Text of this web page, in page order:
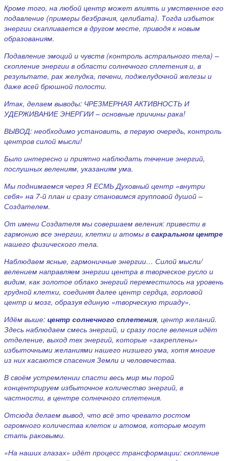
Кроме того, на любой центр может влиять и умственное его
подавление (примеры безбрачия, целибата). Тогда избыток
энергии скапливается в другом месте, приводя к новым
образованиям.
Подавление эмоций и чувств (контроль астрального тела) –
скопление энергии в области солнечного сплетения и, в
результате, рак желудка, печени, поджелудочной железы и
даже всей брюшной полости.
Итак, делаем выводы: ЧРЕЗМЕРНАЯ АКТИВНОСТЬ И
УДЕРЖИВАНИЕ ЭНЕРГИИ – основные причины рака!
ВЫВОД: необходимо установить, в первую очередь, контроль
центров силой мысли!
Было интересно и приятно наблюдать течение энергий,
послушных велениям, указаниям ума.
Мы поднимаемся через Я ЕСМЬ Духовный центр «внутри
себя» на 7-й план и сразу становимся групповой душой –
Создателем.
От имени Создателя мы совершаем веления: привести в
гармонию все энергии, клетки и атомы в сакральном центре
нашего физического тела.
Наблюдаем ясные, гармоничные энергии… Силой мысли/
велением направляем энергии центра в творческое русло и
видим, как золотое облако энергий переместилось на уровень
грудной клетки, соединяя далее центр сердца, горловой
центр и мозг, образуя единую «творческую триаду».
Идём выше: центр солнечного сплетения, центр желаний.
Здесь наблюдаем смесь энергий, и сразу после веления идёт
отделение, выход тех энергий, которые «закреплены»
избыточными желаниями нашего низшего ума, хотя многие
из них касаются спасения Земли и человечества.
В своём устремлении спасти весь мир мы порой
концентрируем избыточное количество энергий, в
частности, в центре солнечного сплетения.
Отсюда делаем вывод, что всё это чревато ростом
огромного количества клеток и атомов, которые могут
стать раковыми.
«На наших глазах» идёт процесс трансформации: скопление